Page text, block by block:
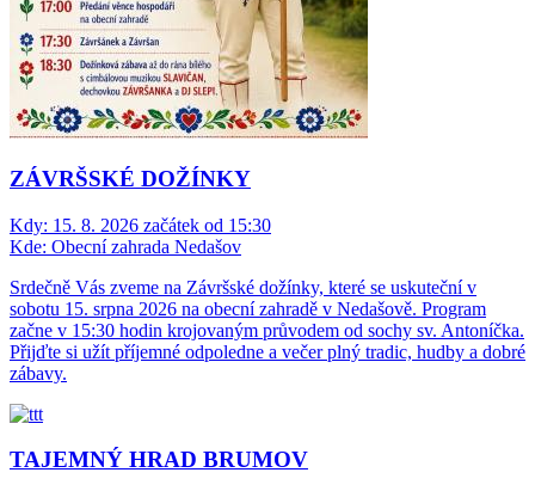
ZÁVRŠSKÉ DOŽÍNKY
Kdy: 15. 8. 2026 začátek od 15:30
Kde: Obecní zahrada Nedašov
Srdečně Vás zveme na Závršské dožínky, které se uskuteční v
sobotu 15. srpna 2026 na obecní zahradě v Nedašově. Program
začne v 15:30 hodin krojovaným průvodem od sochy sv. Antoníčka.
Přijďte si užít příjemné odpoledne a večer plný tradic, hudby a dobré
zábavy.
TAJEMNÝ HRAD BRUMOV